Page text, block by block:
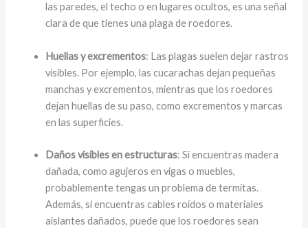
las paredes, el techo o en lugares ocultos, es una señal
clara de que tienes una plaga de roedores.
Huellas y excrementos: Las plagas suelen dejar rastros
visibles. Por ejemplo, las cucarachas dejan pequeñas
manchas y excrementos, mientras que los roedores
dejan huellas de su paso, como excrementos y marcas
en las superficies.
Daños visibles en estructuras: Si encuentras madera
dañada, como agujeros en vigas o muebles,
probablemente tengas un problema de termitas.
Además, si encuentras cables roídos o materiales
aislantes dañados, puede que los roedores sean